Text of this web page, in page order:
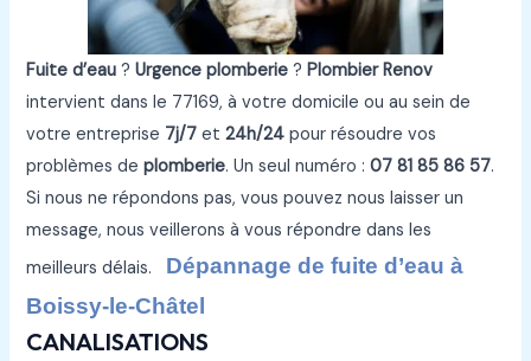
Fuite d’eau ?Urgence plomberie ?Plombier Renov
intervient dans le 77169, à votre domicile ou au sein de
votre entreprise 7j/7 et24h/24 pour résoudre vos
problèmes deplomberie. Un seul numéro :07 81 85 86 57.
Si nous ne répondons pas, vous pouvez nous laisser un
message, nous veillerons à vous répondre dans les
meilleurs délais. Dépannage de fuite d’eau à
Boissy-le-Châtel
CANALISATIONS